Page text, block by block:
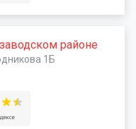
районе
1Б